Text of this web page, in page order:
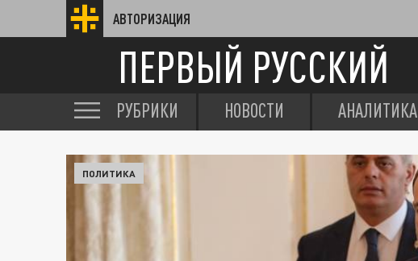
АВТОРИЗАЦИЯ
ПЕРВЫЙ РУССКИЙ
РУБРИКИ НОВОСТИ АНАЛИТИКА
ПОЛИТИКА